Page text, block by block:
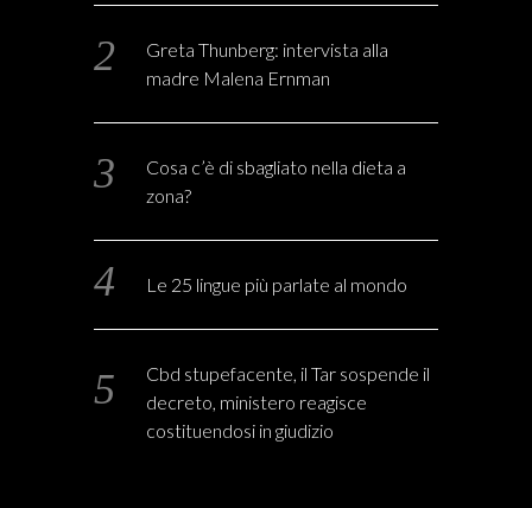
Greta Thunberg: intervista alla
madre Malena Ernman
Cosa c’è di sbagliato nella dieta a
zona?
Le 25 lingue più parlate al mondo
Cbd stupefacente, il Tar sospende il
decreto, ministero reagisce
costituendosi in giudizio